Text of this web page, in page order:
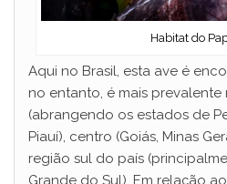
Habitat do
Aqui no Brasil, esta ave é
no entanto, é mais
(abrangendo os estados de
Piauí), centro (Goiás, Minas
região sul do país
Grande do Sul). Em relação